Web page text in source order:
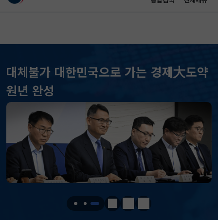
대체불가 대한민국으로 가는 경제大도약
원년 완성
정지 이전 다음
KOSPI 6307.92 290.34(하락)
KOSDAQ
국고채(3년) 3.669 0.071(하락)
달러-원 1418.0000 6.7000(하락)
KOSPI 6307.92 290.34(하락)
KOSDAQ 787.87 11.72(하락)